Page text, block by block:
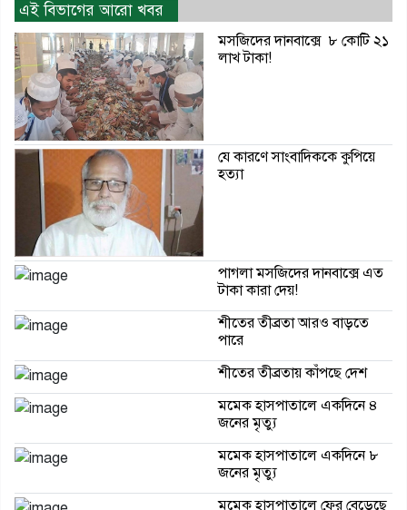
এই বিভাগের আরো খবর
মসজিদের দানবাক্সে ৮ কোটি ২১
লাখ টাকা!
যে কারণে সাংবাদিককে কুপিয়ে
হত্যা
পাগলা মসজিদের দানবাক্সে এত
টাকা কারা দেয়!
শীতের তীব্রতা আরও বাড়তে
পারে
শীতের তীব্রতায় কাঁপছে দেশ
মমেক হাসপাতালে একদিনে ৪
জনের মৃত্যু
মমেক হাসপাতালে একদিনে ৮
জনের মৃত্যু
মমেক হাসপাতালে ফের বেড়েছে